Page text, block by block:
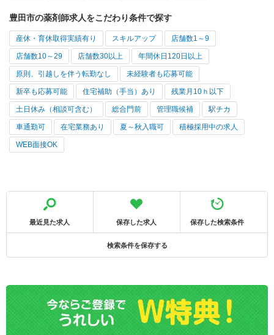
豊田市の薬剤師求人をこだわり条件で探す
産休・育休取得実績有り スキルアップ 店舗数1～9
店舗数10～29 店舗数30以上 年間休日120日以上
原則、引越しを伴う転勤なし 未経験者も応募可能
新卒も応募可能 住宅補助（手当）あり 残業月10ｈ以下
土日休み（相談可含む） 総合門前 管理職候補 駅チカ
車通勤可 在宅業務あり 夏～秋入職可 積極採用中の求人
WEB面接OK
最近見た求人 保存した求人 保存した検索条件
検索条件を保存する